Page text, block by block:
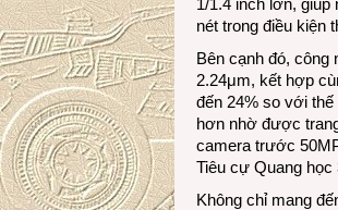
nét trong điều kiện
Bên cạnh đó,
2.24μm, kết hợp
đến 24% so với
hơn nhờ được
camera trước
Tiêu cự Quang
Không chỉ mang